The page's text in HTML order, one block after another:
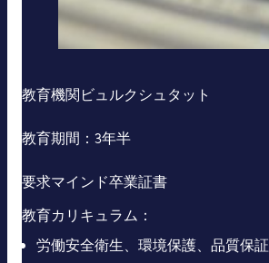
教育機関ビュルクシュタット
教育期間：3年半
要求マインド卒業証書
教育カリキュラム：
労働安全衛生、環境保護、品質保証